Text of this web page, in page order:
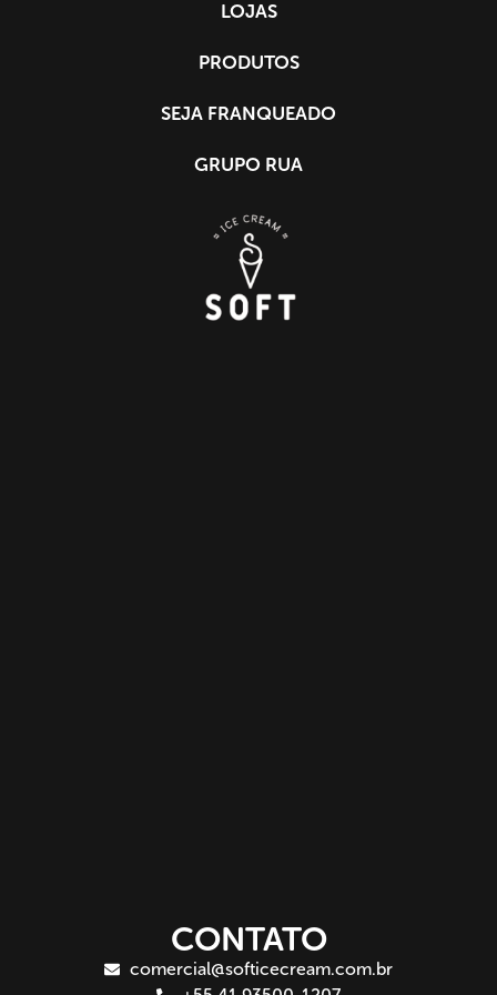
LOJAS
PRODUTOS
SEJA FRANQUEADO
GRUPO RUA
CONTATO
comercial@softicecream.com.br